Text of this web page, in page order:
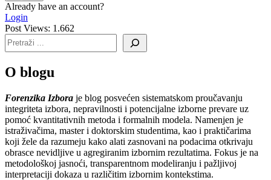
Already have an account?
Login
Post Views: 1.662
O blogu
Forenzika Izbora je blog posvećen sistematskom proučavanju
integriteta izbora, nepravilnosti i potencijalne izborne prevare uz
pomoć kvantitativnih metoda i formalnih modela. Namenjen je
istraživačima, master i doktorskim studentima, kao i praktičarima
koji žele da razumeju kako alati zasnovani na podacima otkrivaju
obrasce nevidljive u agregiranim izbornim rezultatima. Fokus je na
metodološkoj jasnoći, transparentnom modeliranju i pažljivoj
interpretaciji dokaza u različitim izbornim kontekstima.